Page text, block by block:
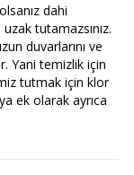
dahi
tutamazsınız.
duvarlarını ve
Yani temizlik için
tutmak için klor
ek olarak ayrıca